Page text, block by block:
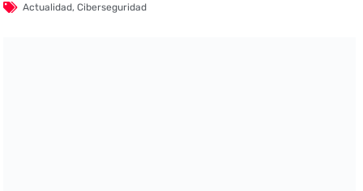
Actualidad,Ciberseguridad